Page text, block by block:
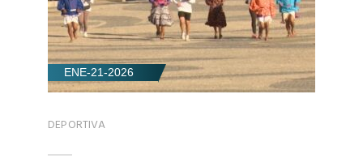
ENE-21-2026
DEPORTIVA